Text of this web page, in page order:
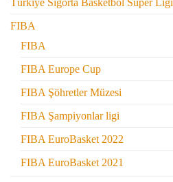
FIBA
FIBA
FIBA Europe Cup
FIBA Şöhretler Müzesi
FIBA Şampiyonlar ligi
FIBA EuroBasket 2022
FIBA EuroBasket 2021